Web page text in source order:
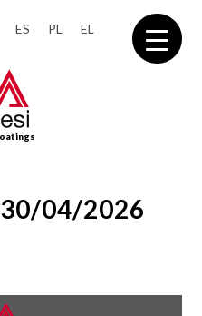
ES PL EL
04/2026